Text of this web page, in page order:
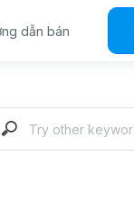
dẫn bán